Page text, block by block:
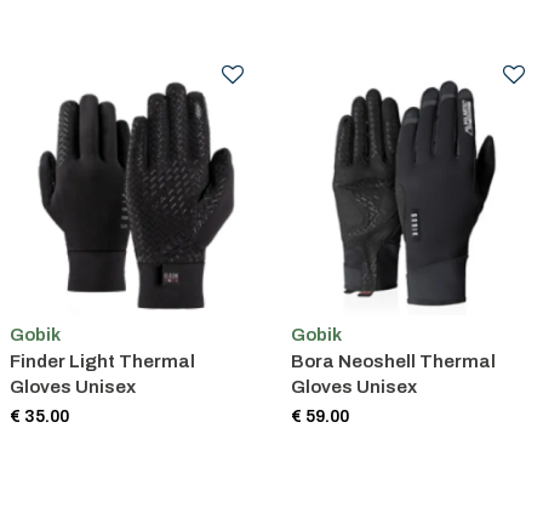
Gobik
Finder Light Thermal
Gloves Unisex
€ 35.00
Gobik
Bora Neoshell Thermal
Gloves Unisex
€ 59.00